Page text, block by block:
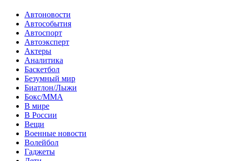
Автоновости
Автособытия
Автоспорт
Автоэксперт
Актеры
Аналитика
Баскетбол
Безумный мир
Биатлон/Лыжи
Бокс/MMA
В мире
В России
Вещи
Военные новости
Волейбол
Гаджеты